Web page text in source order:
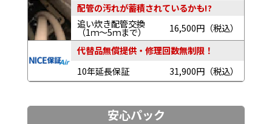
配管の汚れが蓄積されているかも!?
追い炊き配管交換
（1ｍ～5ｍまで）
16,500円（税込）
代替品無償提供・修理回数無制限！
10年延長保証
31,900円（税込）
安心パック